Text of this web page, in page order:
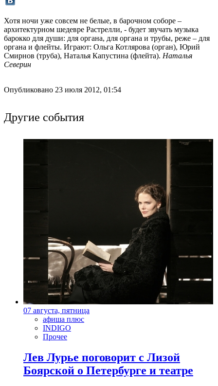
Хотя ночи уже совсем не белые, в барочном соборе –
архитектурном шедевре Растрелли, - будет звучать музыка
барокко для души: для органа, для органа и трубы, реже – для
органа и флейты. Играют: Ольга Котлярова (орган), Юрий
Смирнов (труба), Наталья Капустина (флейта). Наталья
Северин
Опубликовано 23 июля 2012, 01:54
Другие события
07 августа, пятница
афиша плюс
INDIGO
Прочее
Лев Лурье поговорит с Лизой
Боярской о Петербурге и театре